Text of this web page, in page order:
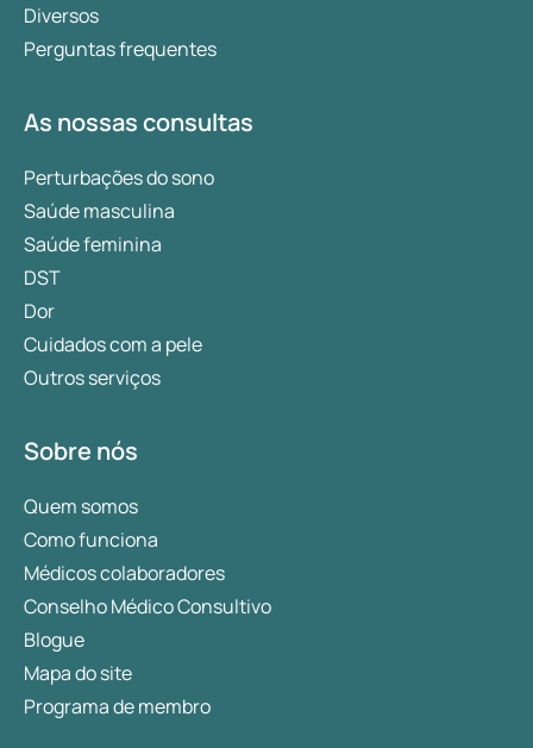
Diversos
Perguntas frequentes
As nossas consultas
Perturbações do sono
Saúde masculina
Saúde feminina
DST
Dor
Cuidados com a pele
Outros serviços
Sobre nós
Quem somos
Como funciona
Médicos colaboradores
Conselho Médico Consultivo
Blogue
Mapa do site
Programa de membro